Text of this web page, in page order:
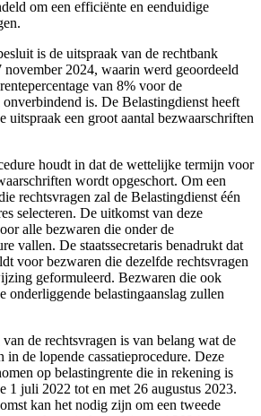
om een efficiënte en eenduidige
is de uitspraak van de rechtbank
2024, waarin werd geoordeeld
van 8% voor de
onverbindend is. De Belastingdienst heeft
uitspraak een groot aantal bezwaarschriften
houdt in dat de wettelijke termijn voor
wordt opgeschort. Om een
rechtsvragen zal de Belastingdienst één
selecteren. De uitkomst van deze
alle bezwaren die onder de
vallen. De staatssecretaris benadrukt dat
voor bezwaren die dezelfde rechtsvragen
geformuleerd. Bezwaren die ook
onderliggende belastingaanslag zullen
de rechtsvragen is van belang wat de
in de lopende cassatieprocedure. Deze
op belastingrente die in rekening is
1 juli 2022 tot en met 26 augustus 2023.
kan het nodig zijn om een tweede